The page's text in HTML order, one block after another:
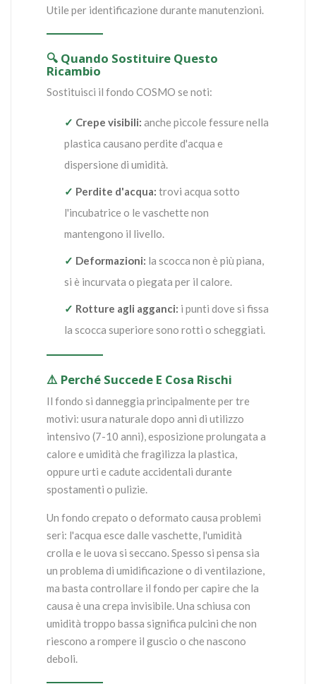
Utile per identificazione durante manutenzioni.
🔍 Quando Sostituire Questo
Ricambio
Sostituisci il fondo COSMO se noti:
✓ Crepe visibili: anche piccole fessure nella
plastica causano perdite d'acqua e
dispersione di umidità.
✓ Perdite d'acqua: trovi acqua sotto
l'incubatrice o le vaschette non
mantengono il livello.
✓ Deformazioni: la scocca non è più piana,
si è incurvata o piegata per il calore.
✓ Rotture agli agganci: i punti dove si fissa
la scocca superiore sono rotti o scheggiati.
⚠️ Perché Succede E Cosa Rischi
Il fondo si danneggia principalmente per tre
motivi: usura naturale dopo anni di utilizzo
intensivo (7-10 anni), esposizione prolungata a
calore e umidità che fragilizza la plastica,
oppure urti e cadute accidentali durante
spostamenti o pulizie.
Un fondo crepato o deformato causa problemi
seri: l'acqua esce dalle vaschette, l'umidità
crolla e le uova si seccano. Spesso si pensa sia
un problema di umidificazione o di ventilazione,
ma basta controllare il fondo per capire che la
causa è una crepa invisibile. Una schiusa con
umidità troppo bassa significa pulcini che non
riescono a rompere il guscio o che nascono
deboli.